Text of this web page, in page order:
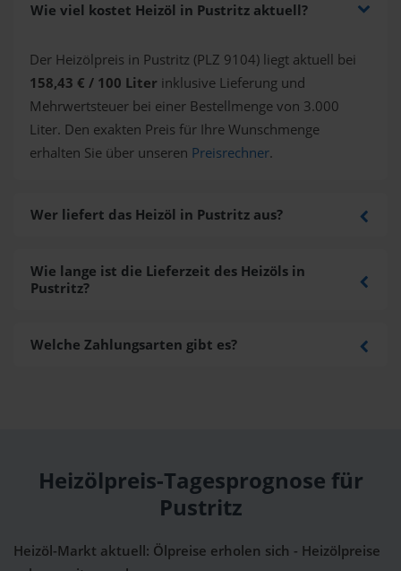
Wie viel kostet Heizöl in Pustritz aktuell?
Der Heizölpreis in Pustritz (PLZ 9104) liegt aktuell bei
158,43 € / 100 Liter inklusive Lieferung und
Mehrwertsteuer bei einer Bestellmenge von 3.000
Liter. Den exakten Preis für Ihre Wunschmenge
erhalten Sie über unseren Preisrechner.
Wer liefert das Heizöl in Pustritz aus?
Wie lange ist die Lieferzeit des Heizöls in
Pustritz?
Welche Zahlungsarten gibt es?
Heizölpreis-Tagesprognose für
Pustritz
Heizöl-Markt aktuell: Ölpreise erholen sich - Heizölpreise